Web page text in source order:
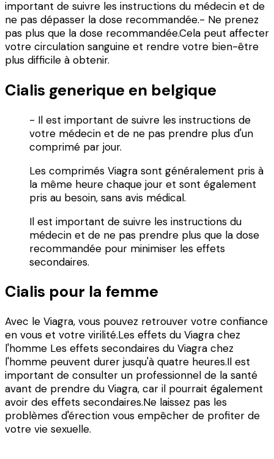
important de suivre les instructions du médecin et de
ne pas dépasser la dose recommandée.- Ne prenez
pas plus que la dose recommandée.Cela peut affecter
votre circulation sanguine et rendre votre bien-être
plus difficile à obtenir.
Cialis generique en belgique
- Il est important de suivre les instructions de
votre médecin et de ne pas prendre plus d'un
comprimé par jour.
Les comprimés Viagra sont généralement pris à
la même heure chaque jour et sont également
pris au besoin, sans avis médical.
Il est important de suivre les instructions du
médecin et de ne pas prendre plus que la dose
recommandée pour minimiser les effets
secondaires.
Cialis pour la femme
Avec le Viagra, vous pouvez retrouver votre confiance
en vous et votre virilité.Les effets du Viagra chez
l'homme Les effets secondaires du Viagra chez
l'homme peuvent durer jusqu'à quatre heures.Il est
important de consulter un professionnel de la santé
avant de prendre du Viagra, car il pourrait également
avoir des effets secondaires.Ne laissez pas les
problèmes d'érection vous empêcher de profiter de
votre vie sexuelle.